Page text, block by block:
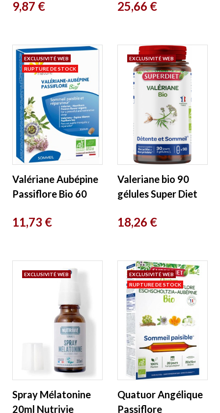
Prix
9,87 €
nutri
Prix
25,66 €
Valériane Aubépine
Passiflore Bio 60
Fleurance Nature
Prix
11,73 €
EXCLUSIVITÉ WEB
RUPTURE DE STOCK
Valeriane bio 90
gélules Super Diet
Prix
18,26 €
EXCLUSIVITÉ WEB
Spray Mélatonine
20ml Nutrivie
EXCLUSIVITÉ WEB
Quatuor Angélique
Passiflore
EXCLUSIVITÉ WEB
RUPTURE DE STOCK